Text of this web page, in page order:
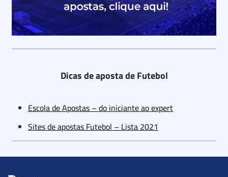
Dicas de aposta de Futebol
Escola de Apostas – do iniciante ao expert
Sites de apostas Futebol – Lista 2021